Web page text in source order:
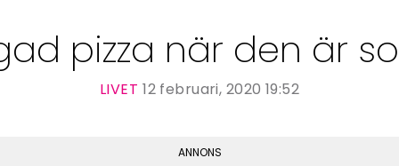
pizza när den är
LIVET 12 februari, 2020 19:52